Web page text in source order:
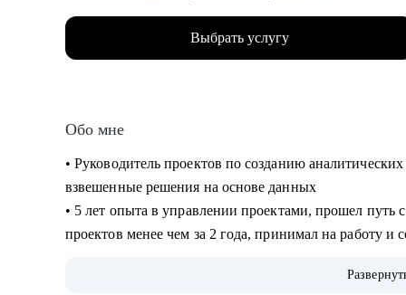
Выбрать услугу
Обо мне
• Руководитель проектов по созданию
взвешенные решения на основе данных
• 5 лет опыта в управлении проектами, прошел путь
проектов менее чем за 2 года, принимал на работу и
• Знаю, как перейти в ИТ без опыта и навыков